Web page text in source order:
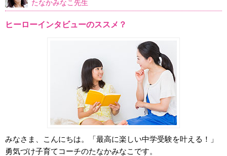
たなかみなこ先生
ヒーローインタビューのススメ？
みなさま、こんにちは。「最高に楽しい中学受験を叶える！」
勇気づけ子育てコーチのたなかみなこです。